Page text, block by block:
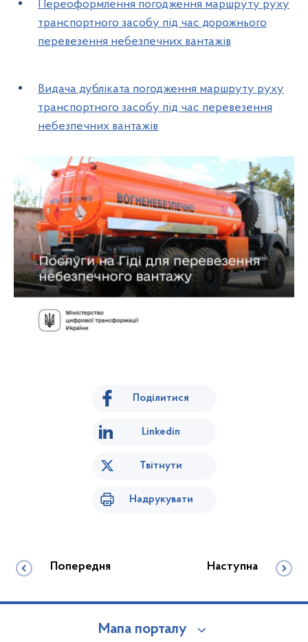
Переоформлення погодження маршруту руху
транспортного засобу під час дорожнього
перевезення небезпечних вантажів
Видача дубліката погодження маршруту руху
транспортного засобу під час перевезення
небезпечних вантажів
Поділитися
Linkedin
Твітнути
Надрукувати
Попередня Наступна
Мапа порталу